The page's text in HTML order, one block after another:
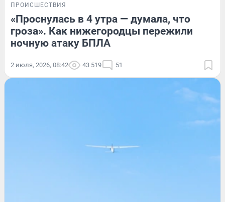
ПРОИСШЕСТВИЯ
«Проснулась в 4 утра — думала, что
гроза». Как нижегородцы пережили
ночную атаку БПЛА
2 июля, 2026, 08:42 43 519 51